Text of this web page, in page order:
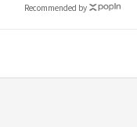
Recommended by